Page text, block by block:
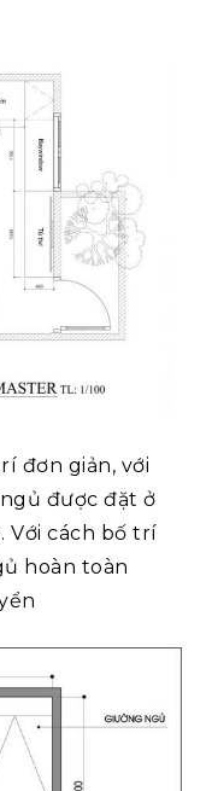
đơn giản, với
được đặt ở
Với cách bố trí
hoàn toàn